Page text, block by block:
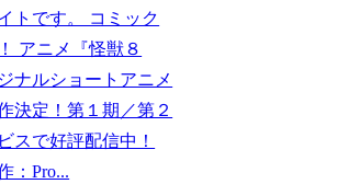
トです。 コミック
アニメ『怪獣８
ナルショートアニメ
決定！第１期／第２
スで好評配信中！
：Pro...